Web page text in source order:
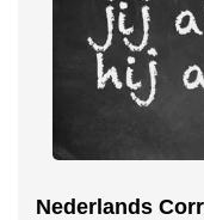
Nederlands